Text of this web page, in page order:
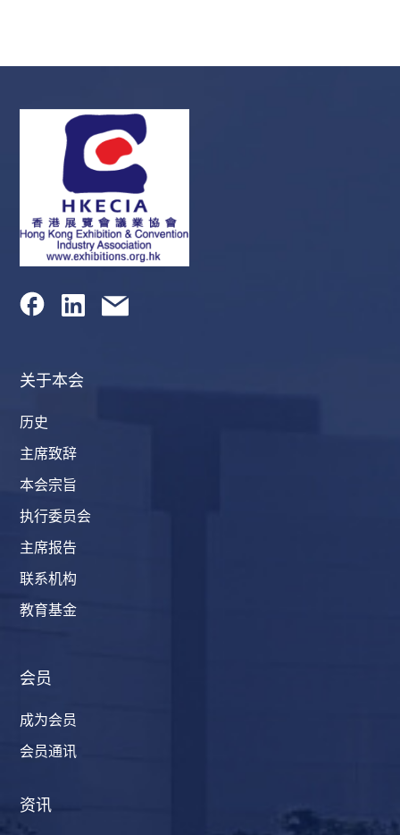
关于本会
历史
主席致辞
本会宗旨
执行委员会
主席报告
联系机构
教育基金
会员
成为会员
会员通讯
资讯